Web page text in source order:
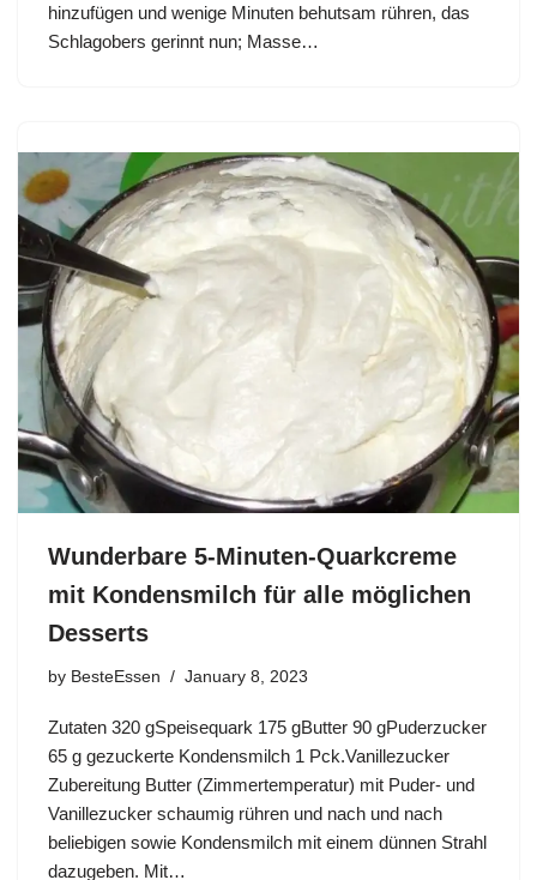
hinzufügen und wenige Minuten behutsam rühren, das
Schlagobers gerinnt nun; Masse…
Wunderbare 5-Minuten-Quarkcreme
mit Kondensmilch für alle möglichen
Desserts
by BesteEssen January 8, 2023
Zutaten 320 gSpeisequark 175 gButter 90 gPuderzucker
65 g gezuckerte Kondensmilch 1 Pck.Vanillezucker
Zubereitung Butter (Zimmertemperatur) mit Puder- und
Vanillezucker schaumig rühren und nach und nach
beliebigen sowie Kondensmilch mit einem dünnen Strahl
dazugeben. Mit…